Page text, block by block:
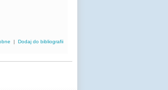
|Dodaj do bibliografii